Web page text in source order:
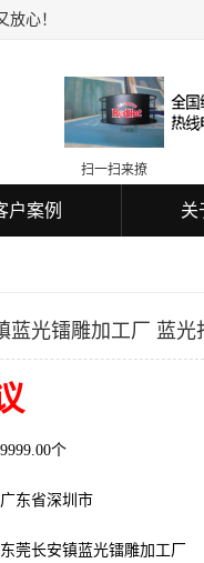
心！
扫一扫来撩
户案例 关
蓝光镭雕加工厂 蓝光
9999.00个
广东省深圳市
东莞长安镇蓝光镭雕加工厂